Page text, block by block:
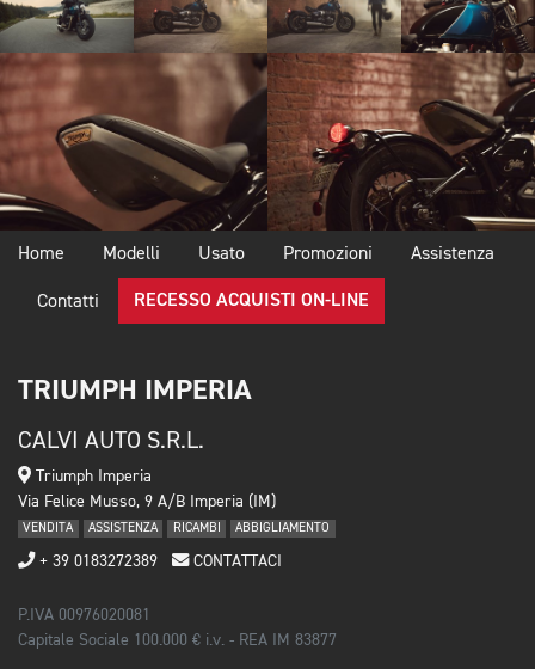
Home Modelli Usato Promozioni Assistenza
Contatti RECESSO ACQUISTI ON-LINE
TRIUMPH IMPERIA
CALVI AUTO S.R.L.
Triumph Imperia
Via Felice Musso, 9 A/B Imperia (IM)
VENDITA ASSISTENZA RICAMBI ABBIGLIAMENTO
+ 39 0183272389 CONTATTACI
P.IVA 00976020081
Capitale Sociale 100.000 € i.v. - REA IM 83877